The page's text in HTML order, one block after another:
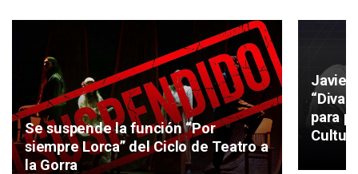
Se suspende la función “Por
siempre Lorca” del Ciclo de Teatro a
la Gorra
Javier
para